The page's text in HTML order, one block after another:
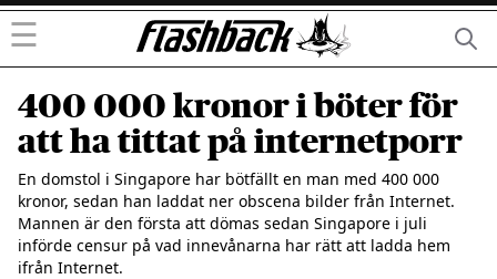
☰
400 000 kronor i böter för
att ha tittat på internetporr
En domstol i Singapore har bötfällt en man med 400 000
kronor, sedan han laddat ner obscena bilder från Internet.
Mannen är den första att dömas sedan Singapore i juli
införde censur på vad innevånarna har rätt att ladda hem
ifrån Internet.